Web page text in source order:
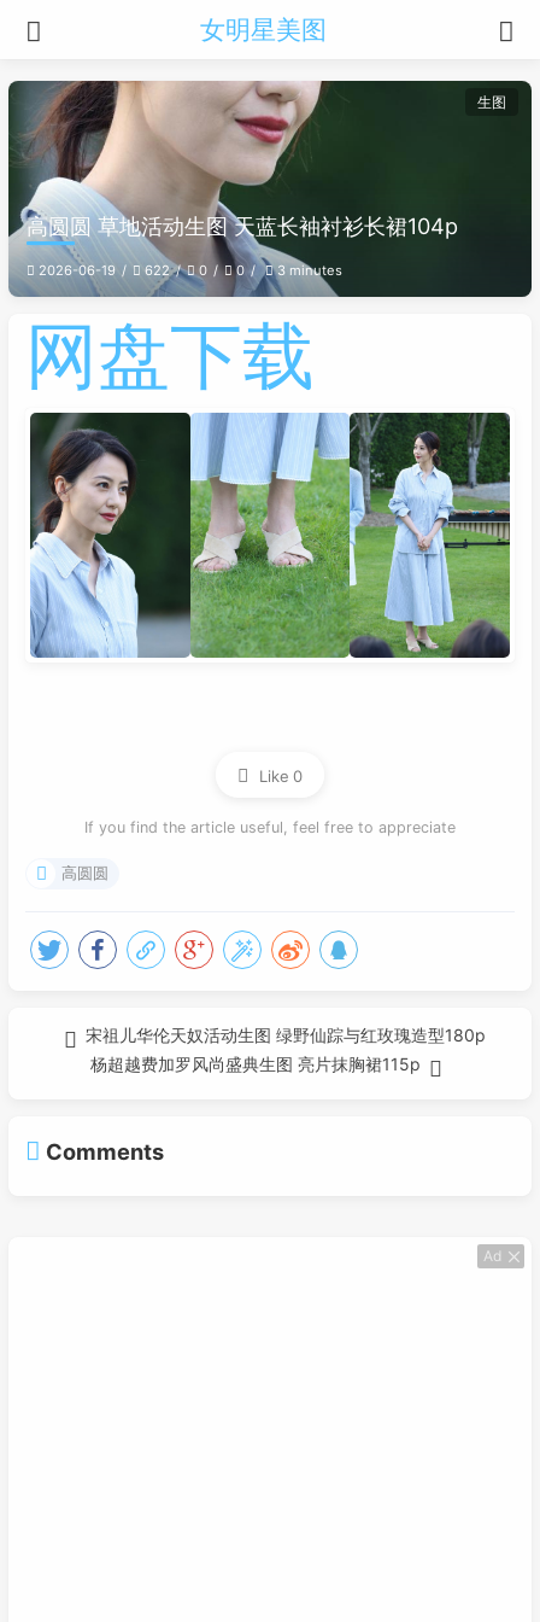
女明星美图
生图
高圆圆 草地活动生图 天蓝长袖衬衫长裙104p
2026-06-19 622 0 0 3 minutes
网盘下载
Like 0
If you find the article useful, feel free to appreciate
高圆圆
宋祖儿华伦天奴活动生图 绿野仙踪与红玫瑰造型180p
杨超越费加罗风尚盛典生图 亮片抹胸裙115p
Comments
Ad